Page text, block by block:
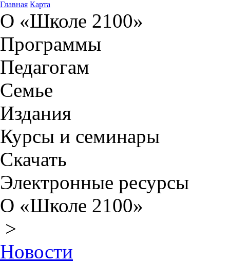
Главная Карта
О «Школе 2100»
Программы
Педагогам
Семье
Издания
Курсы и семинары
Скачать
Электронные ресурсы
О «Школе 2100»
>
Новости